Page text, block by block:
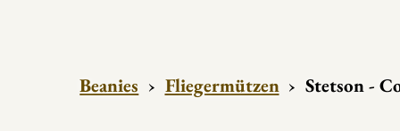
Beanies › Fliegermützen › Stetson -